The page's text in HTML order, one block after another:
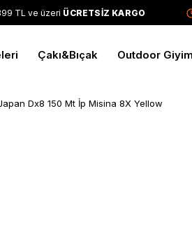
TL ve üzeriÜCRETSİZ KARGO
Çakı&Bıçak Outdoor
Dx8 150 Mt İp Misina 8X Yellow